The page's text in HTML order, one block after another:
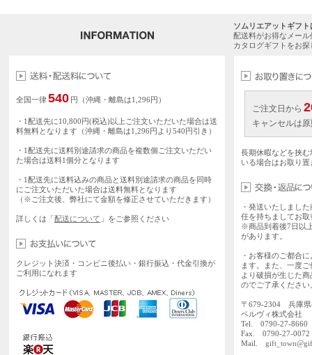
ソムリエアットギフ
配送料がお得なメー
カタログギフトをお
全国一律540 円（沖縄・離島は1,296円）
・1配送先に10,800円(税込)以上ご注文いただいた場合は送
料無料となります（沖縄・離島は1,296円より540円引き）
・1配送先に送料別途請求の商品を複数個ご注文いただい
た場合は送料1個分となります
・1配送先に送料込みの商品と送料別途請求の商品を同時
にご注文いただいた場合は送料無料となります
（※ご注文後、弊社にて金額を修正させていただきます）
詳しくは「配送について 」をご参照ください
クレジット決済・コンビニ後払い・銀行振込・代金引換が
ご利用になれます
ご注文日から
キャンセルは
長期休暇などを挟
いる場合はお取り
・発送いたしまし
任を持ちましてお
※商品到着後7日以
があります。
・お客様のご都合
ます。また、一度
より破損が生じた
のでご了承ください
〒679-2304 兵庫県
ベルヴィ株式会社
Tel. 0790-27-
Fax. 0790-27-0072
Mail.